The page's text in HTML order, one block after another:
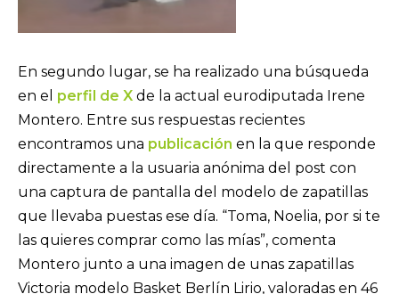
En segundo lugar, se ha realizado una búsqueda
en el perfil de X de la actual eurodiputada Irene
Montero. Entre sus respuestas recientes
encontramos una publicación en la que responde
directamente a la usuaria anónima del post con
una captura de pantalla del modelo de zapatillas
que llevaba puestas ese día. “Toma, Noelia, por si te
las quieres comprar como las mías”, comenta
Montero junto a una imagen de unas zapatillas
Victoria modelo Basket Berlín Lirio, valoradas en 46